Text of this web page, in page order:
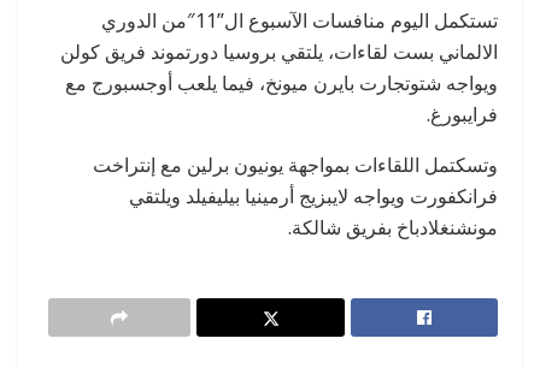
تستكمل اليوم منافسات الآسبوع ال”11″من الدوري
الالماني بست لقاءات، يلتقي بروسيا دورتموند فريق كولن
ويواجه شتوتجارت بايرن ميونخ، فيما يلعب أوجسبورج مع
فرايبورغ.
وتسكتمل اللقاءات بمواجهة يونيون برلين مع إنتراخت
فرانكفورت ويواجه لايبزيج أرمينيا بيليفيلد ويلتقي
مونشنغلادباخ بفريق شالكة.